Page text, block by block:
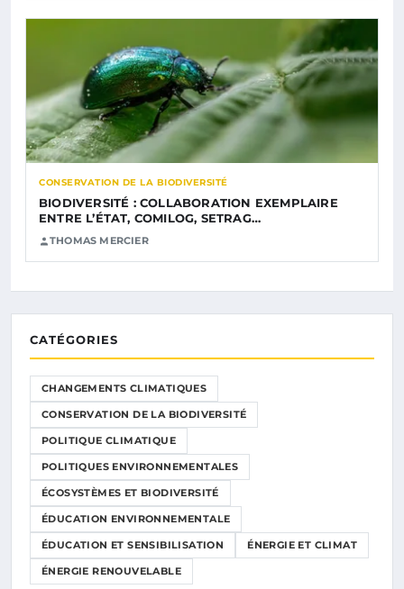
CONSERVATION DE LA BIODIVERSITÉ
BIODIVERSITÉ : COLLABORATION EXEMPLAIRE
ENTRE L’ÉTAT, COMILOG, SETRAG…
THOMAS MERCIER
CATÉGORIES
CHANGEMENTS CLIMATIQUES
CONSERVATION DE LA BIODIVERSITÉ
POLITIQUE CLIMATIQUE
POLITIQUES ENVIRONNEMENTALES
ÉCOSYSTÈMES ET BIODIVERSITÉ
ÉDUCATION ENVIRONNEMENTALE
ÉDUCATION ET SENSIBILISATION ÉNERGIE ET CLIMAT
ÉNERGIE RENOUVELABLE